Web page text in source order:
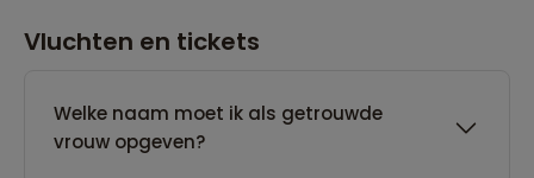
Vluchten en tickets
Welke naam moet ik als getrouwde
vrouw opgeven?